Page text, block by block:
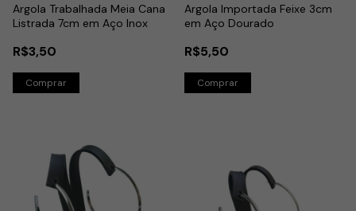
Argola Trabalhada Meia Cana
Listrada 7cm em Aço Inox
R$3,50
Argola Importada Feixe 3cm
em Aço Dourado
R$5,50